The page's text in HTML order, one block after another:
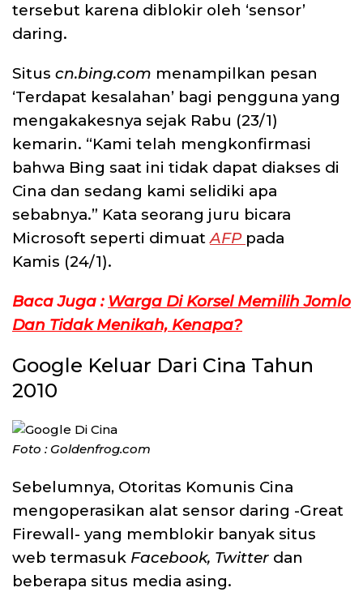
tersebut karena diblokir oleh ‘sensor’
daring.
Situs cn.bing.com menampilkan pesan
‘Terdapat kesalahan’ bagi pengguna yang
mengakakesnya sejak Rabu (23/1)
kemarin. “Kami telah mengkonfirmasi
bahwa Bing saat ini tidak dapat diakses di
Cina dan sedang kami selidiki apa
sebabnya.” Kata seorang juru bicara
Microsoft seperti dimuatAFP pada
Kamis (24/1).
Baca Juga : Warga Di Korsel Memilih Jomlo
Dan Tidak Menikah, Kenapa?
Google Keluar Dari Cina Tahun
2010
Foto : Goldenfrog.com
Sebelumnya, Otoritas Komunis Cina
mengoperasikan alat sensor daring -Great
Firewall- yang memblokir banyak situs
web termasuk Facebook, Twitter dan
beberapa situs media asing.